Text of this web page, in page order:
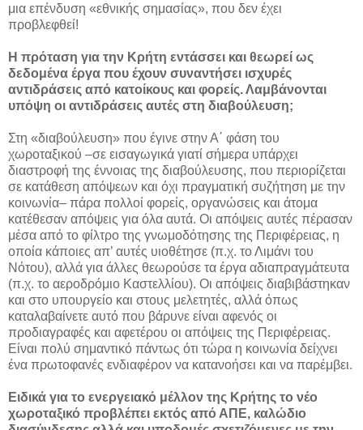
μια επένδυση «εθνικής σημασίας», που δεν έχει
προβλεφθεί!
Η πρόταση για την Κρήτη εντάσσει και θεωρεί ως
δεδομένα έργα που έχουν συναντήσει ισχυρές
αντιδράσεις από κατοίκους και φορείς. Λαμβάνονται
υπόψη οι αντιδράσεις αυτές στη διαβούλευση;
Στη «διαβούλευση» που έγινε στην Α΄ φάση του
χωροταξικού –σε εισαγωγικά γιατί σήμερα υπάρχει
διαστροφή της έννοιας της διαβούλευσης, που περιορίζεται
σε κατάθεση απόψεων και όχι πραγματική συζήτηση με την
κοινωνία– πάρα πολλοί φορείς, οργανώσεις και άτομα
κατέθεσαν απόψεις για όλα αυτά. Οι απόψεις αυτές πέρασαν
μέσα από το φίλτρο της γνωμοδότησης της Περιφέρειας, η
οποία κάποιες απ’ αυτές υιοθέτησε (π.χ. το Λιμάνι του
Νότου), αλλά για άλλες θεωρούσε τα έργα αδιαπραγμάτευτα
(π.χ. το αεροδρόμιο Καστελλίου). Οι απόψεις διαβιβάστηκαν
και στο υπουργείο και στους μελετητές, αλλά όπως
καταλαβαίνετε αυτό που βάρυνε είναι αφενός οι
προδιαγραφές και αφετέρου οι απόψεις της Περιφέρειας.
Είναι πολύ σημαντικό πάντως ότι τώρα η κοινωνία δείχνει
ένα πρωτοφανές ενδιαφέρον να κατανοήσει και να παρέμβει.
Ειδικά για το ενεργειακό μέλλον της Κρήτης το νέο
χωροταξικό προβλέπει εκτός από ΑΠΕ, καλώδιο